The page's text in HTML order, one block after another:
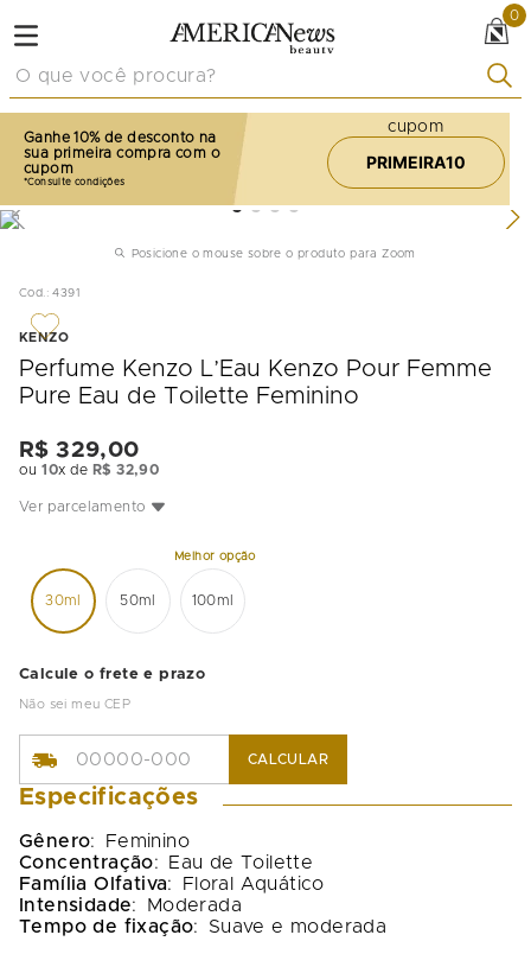
0
Ganhe 10% de desconto na
sua primeira compra com o
cupom
cupom
PRIMEIRA10
Posicione o mouse sobre o produto para Zoom
Cod. :4391
KENZO
Perfume Kenzo L’Eau Kenzo Pour Femme
Pure Eau de Toilette Feminino
R$ 329,00
ou10x de R$ 32,90
Ver parcelamento
30ml 50ml 100ml
Calcule o frete e prazo
Não sei meu CEP
CALCULAR
Especificações
Gênero:
Feminino
Concentração:
Eau de Toilette
Família Olfativa:
Floral Aquático
Intensidade:
Moderada
Tempo de fixação: Suave e moderada